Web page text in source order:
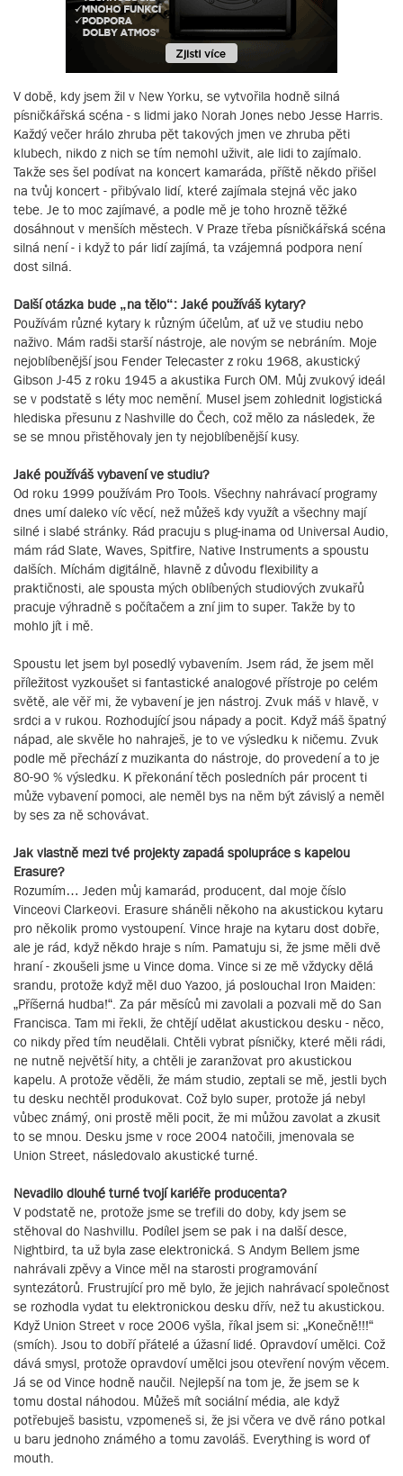
V době, kdy jsem žil v New Yorku, se vytvořila hodně silná
písničkářská scéna - s lidmi jako Norah Jones nebo Jesse Harris.
Každý večer hrálo zhruba pět takových jmen ve zhruba pěti
klubech, nikdo z nich se tím nemohl uživit, ale lidi to zajímalo.
Takže ses šel podívat na koncert kamaráda, příště někdo přišel
na tvůj koncert - přibývalo lidí, které zajímala stejná věc jako
tebe. Je to moc zajímavé, a podle mě je toho hrozně těžké
dosáhnout v menších městech. V Praze třeba písničkářská scéna
silná není - i když to pár lidí zajímá, ta vzájemná podpora není
dost silná.
Další otázka bude „na tělo“: Jaké používáš kytary?
Používám různé kytary k různým účelům, ať už ve studiu nebo
naživo. Mám radši starší nástroje, ale novým se nebráním. Moje
nejoblíbenější jsou Fender Telecaster z roku 1968, akustický
Gibson J-45 z roku 1945 a akustika Furch OM. Můj zvukový ideál
se v podstatě s léty moc nemění. Musel jsem zohlednit logistická
hlediska přesunu z Nashville do Čech, což mělo za následek, že
se se mnou přistěhovaly jen ty nejoblíbenější kusy.
Jaké používáš vybavení ve studiu?
Od roku 1999 používám Pro Tools. Všechny nahrávací programy
dnes umí daleko víc věcí, než můžeš kdy využít a všechny mají
silné i slabé stránky. Rád pracuju s plug-inama od Universal Audio,
mám rád Slate, Waves, Spitfire, Native Instruments a spoustu
dalších. Míchám digitálně, hlavně z důvodu flexibility a
praktičnosti, ale spousta mých oblíbených studiových zvukařů
pracuje výhradně s počítačem a zní jim to super. Takže by to
mohlo jít i mě.
Spoustu let jsem byl posedlý vybavením. Jsem rád, že jsem měl
příležitost vyzkoušet si fantastické analogové přístroje po celém
světě, ale věř mi, že vybavení je jen nástroj. Zvuk máš v hlavě, v
srdci a v rukou. Rozhodující jsou nápady a pocit. Když máš špatný
nápad, ale skvěle ho nahraješ, je to ve výsledku k ničemu. Zvuk
podle mě přechází z muzikanta do nástroje, do provedení a to je
80-90 % výsledku. K překonání těch posledních pár procent ti
může vybavení pomoci, ale neměl bys na něm být závislý a neměl
by ses za ně schovávat.
Jak vlastně mezi tvé projekty zapadá spolupráce s kapelou
Erasure?
Rozumím… Jeden můj kamarád, producent, dal moje číslo
Vinceovi Clarkeovi. Erasure sháněli někoho na akustickou kytaru
pro několik promo vystoupení. Vince hraje na kytaru dost dobře,
ale je rád, když někdo hraje s ním. Pamatuju si, že jsme měli dvě
hraní - zkoušeli jsme u Vince doma. Vince si ze mě vždycky dělá
srandu, protože když měl duo Yazoo, já poslouchal Iron Maiden:
„Příšerná hudba!“. Za pár měsíců mi zavolali a pozvali mě do San
Francisca. Tam mi řekli, že chtějí udělat akustickou desku - něco,
co nikdy před tím neudělali. Chtěli vybrat písničky, které měli rádi,
ne nutně největší hity, a chtěli je zaranžovat pro akustickou
kapelu. A protože věděli, že mám studio, zeptali se mě, jestli bych
tu desku nechtěl produkovat. Což bylo super, protože já nebyl
vůbec známý, oni prostě měli pocit, že mi můžou zavolat a zkusit
to se mnou. Desku jsme v roce 2004 natočili, jmenovala se
Union Street, následovalo akustické turné.
Nevadilo dlouhé turné tvojí kariéře producenta?
V podstatě ne, protože jsme se trefili do doby, kdy jsem se
stěhoval do Nashvillu. Podílel jsem se pak i na další desce,
Nightbird, ta už byla zase elektronická. S Andym Bellem jsme
nahrávali zpěvy a Vince měl na starosti programování
syntezátorů. Frustrující pro mě bylo, že jejich nahrávací společnost
se rozhodla vydat tu elektronickou desku dřív, než tu akustickou.
Když Union Street v roce 2006 vyšla, říkal jsem si: „Konečně!!!“
(smích). Jsou to dobří přátelé a úžasní lidé. Opravdoví umělci. Což
dává smysl, protože opravdoví umělci jsou otevření novým věcem.
Já se od Vince hodně naučil. Nejlepší na tom je, že jsem se k
tomu dostal náhodou. Můžeš mít sociální média, ale když
potřebuješ basistu, vzpomeneš si, že jsi včera ve dvě ráno potkal
u baru jednoho známého a tomu zavoláš. Everything is word of
mouth.